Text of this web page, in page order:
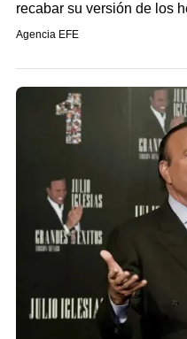
recabar su versión de los
Agencia EFE